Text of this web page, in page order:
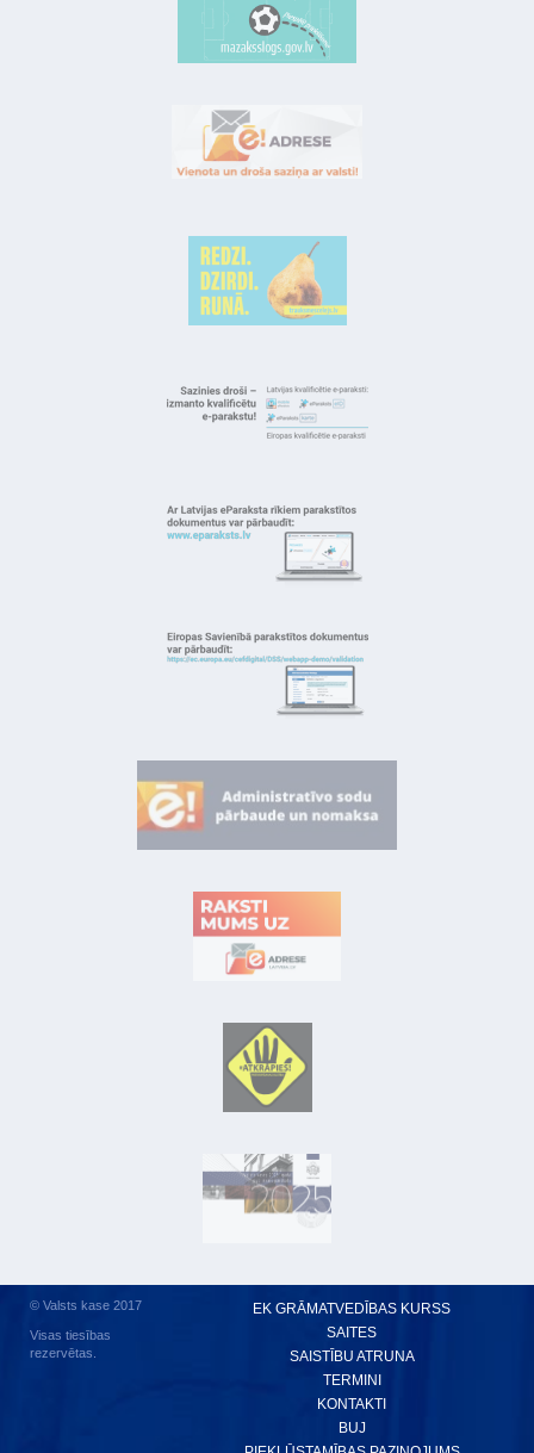
© Valsts kase 2017
Visas tiesības
rezervētas.
EK GRĀMATVEDĪBAS KURSS
SAITES
SAISTĪBU ATRUNA
TERMINI
KONTAKTI
BUJ